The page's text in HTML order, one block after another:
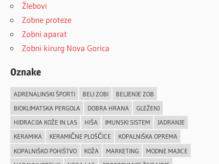
Žlebovi
Zobne proteze
Zobni aparat
Zobni kirurg Nova Gorica
Oznake
ADRENALINSKI ŠPORTI BELI ZOBI
BELJENJE ZOB
BIOKLIMATSKA PERGOLA
DOBRA HRANA
GLEŽENJ
HIDRACIJA KOŽE IN LAS
HIŠA IMUNSKI SISTEM
JADRANJE
KERAMIKA
KERAMIČNE PLOŠČICE
KOPALNIŠKA OPREMA
KOPALNIŠKO POHIŠTVO
KOŽA MARKETING
MODNE MAJICE